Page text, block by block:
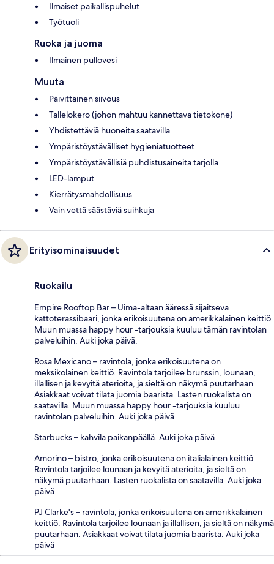
Ilmaiset paikallispuhelut
Työtuoli
Ruoka ja juoma
Ilmainen pullovesi
Muuta
Päivittäinen siivous
Tallelokero (johon mahtuu kannettava tietokone)
Yhdistettäviä huoneita saatavilla
Ympäristöystävälliset hygieniatuotteet
Ympäristöystävällisiä puhdistusaineita tarjolla
LED-lamput
Kierrätysmahdollisuus
Vain vettä säästäviä suihkuja
Erityisominaisuudet
Ruokailu
Empire Rooftop Bar – Uima-altaan ääressä sijaitseva
kattoterassibaari, jonka erikoisuutena on amerikkalainen keittiö.
Muun muassa happy hour -tarjouksia kuuluu tämän ravintolan
palveluihin. Auki joka päivä.
Rosa Mexicano – ravintola, jonka erikoisuutena on
meksikolainen keittiö. Ravintola tarjoilee brunssin, lounaan,
illallisen ja kevyitä aterioita, ja sieltä on näkymä puutarhaan.
Asiakkaat voivat tilata juomia baarista. Lasten ruokalista on
saatavilla. Muun muassa happy hour -tarjouksia kuuluu
ravintolan palveluihin. Auki joka päivä
Starbucks – kahvila paikanpäällä. Auki joka päivä
Amorino – bistro, jonka erikoisuutena on italialainen keittiö.
Ravintola tarjoilee lounaan ja kevyitä aterioita, ja sieltä on
näkymä puutarhaan. Lasten ruokalista on saatavilla. Auki joka
päivä
PJ Clarke's – ravintola, jonka erikoisuutena on amerikkalainen
keittiö. Ravintola tarjoilee lounaan ja illallisen, ja sieltä on näkymä
puutarhaan. Asiakkaat voivat tilata juomia baarista. Auki joka
päivä